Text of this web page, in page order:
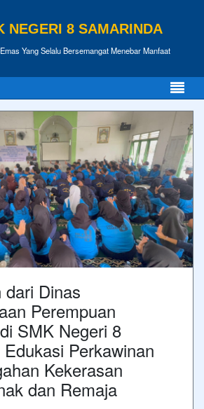
NEGERI 8 SAMARINDA
Yang Selalu Bersemangat Menebar Manfaat
dari Dinas
Perempuan
SMK Negeri 8
Perkawinan
Kekerasan
dan Remaja